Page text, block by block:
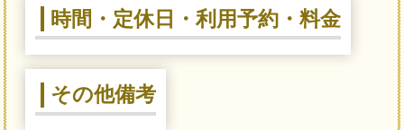
時間・定休日・利用予約・料金
その他備考